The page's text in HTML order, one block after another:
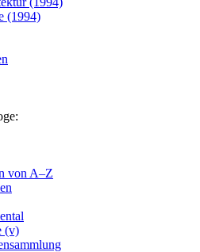
(1994)
von A–Z
(v)